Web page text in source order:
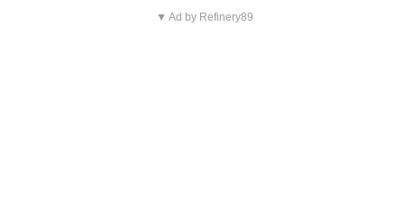
▼ Ad by Refinery89